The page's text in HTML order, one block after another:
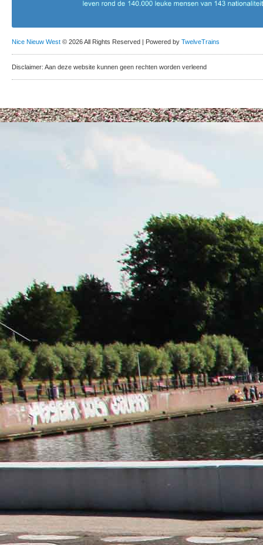
Nice Nieuw West © 2026 All Rights Reserved | Powered by TwelveTrains
Disclaimer: Aan deze website kunnen geen rechten worden verleend